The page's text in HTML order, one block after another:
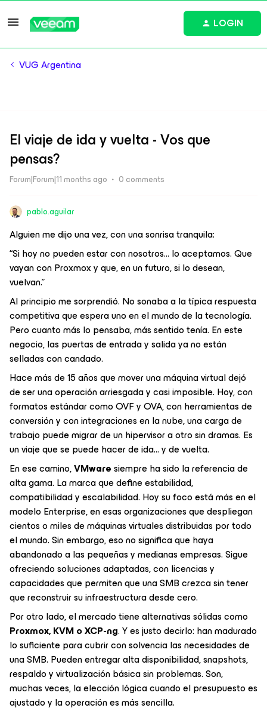
LOGIN
VUG Argentina
El viaje de ida y vuelta - Vos que
pensas?
Forum|Forum|11 months ago 0 comments
pablo.aguilar
Alguien me dijo una vez, con una sonrisa tranquila:
“Si hoy no pueden estar con nosotros… lo aceptamos. Que
vayan con Proxmox y que, en un futuro, si lo desean,
vuelvan.”
Al principio me sorprendió. No sonaba a la típica respuesta
competitiva que espera uno en el mundo de la tecnología.
Pero cuanto más lo pensaba, más sentido tenía. En este
negocio, las puertas de entrada y salida ya no están
selladas con candado.
Hace más de 15 años que mover una máquina virtual dejó
de ser una operación arriesgada y casi imposible. Hoy, con
formatos estándar como OVF y OVA, con herramientas de
conversión y con integraciones en la nube, una carga de
trabajo puede migrar de un hipervisor a otro sin dramas. Es
un viaje que se puede hacer de ida… y de vuelta.
En ese camino,VMwaresiempre ha sido la referencia de
alta gama. La marca que define estabilidad,
compatibilidad y escalabilidad. Hoy su foco está más en el
modelo Enterprise, en esas organizaciones que despliegan
cientos o miles de máquinas virtuales distribuidas por todo
el mundo. Sin embargo, eso no significa que haya
abandonado a las pequeñas y medianas empresas. Sigue
ofreciendo soluciones adaptadas, con licencias y
capacidades que permiten que una SMB crezca sin tener
que reconstruir su infraestructura desde cero.
Por otro lado, el mercado tiene alternativas sólidas como
Proxmox, KVM o XCP-ng. Y es justo decirlo: han madurado
lo suficiente para cubrir con solvencia las necesidades de
una SMB. Pueden entregar alta disponibilidad, snapshots,
respaldo y virtualización básica sin problemas. Son,
muchas veces, la elección lógica cuando el presupuesto es
ajustado y la operación es más sencilla.